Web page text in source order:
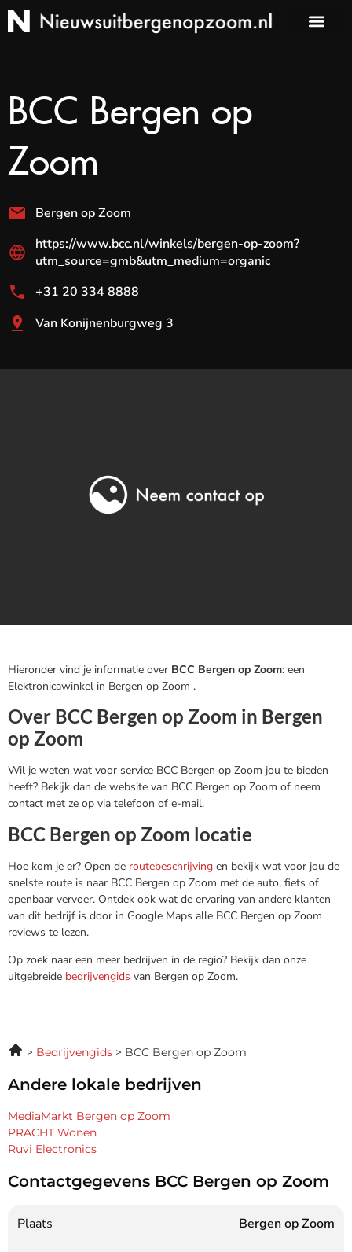
BCC Bergen op
Zoom
Bergen op Zoom
https://www.bcc.nl/winkels/bergen-op-zoom?
utm_source=gmb&utm_medium=organic
+31 20 334 8888
Van Konijnenburgweg 3
Hieronder vind je informatie over BCC Bergen op Zoom: een
Elektronicawinkel in Bergen op Zoom .
Over BCC Bergen op Zoom in Bergen
op Zoom
Wil je weten wat voor service BCC Bergen op Zoom jou te bieden
heeft? Bekijk dan de website van BCC Bergen op Zoom of neem
contact met ze op via telefoon of e-mail.
BCC Bergen op Zoom locatie
Hoe kom je er? Open de routebeschrijving en bekijk wat voor jou de
snelste route is naar BCC Bergen op Zoom met de auto, fiets of
openbaar vervoer. Ontdek ook wat de ervaring van andere klanten
van dit bedrijf is door in Google Maps alle BCC Bergen op Zoom
reviews te lezen.
Op zoek naar een meer bedrijven in de regio? Bekijk dan onze
uitgebreide bedrijvengids van Bergen op Zoom.
Bedrijvengids BCC Bergen op Zoom
Andere lokale bedrijven
MediaMarkt Bergen op Zoom
PRACHT Wonen
Ruvi Electronics
Contactgegevens BCC Bergen op Zoom
Plaats Bergen op Zoom